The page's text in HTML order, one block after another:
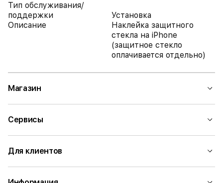
Тип обслуживания/
поддержки
Установка
Описание
Наклейка защитного
стекла на iPhone
(защитное стекло
оплачивается отдельно)
Магазин
Сервисы
Для клиентов